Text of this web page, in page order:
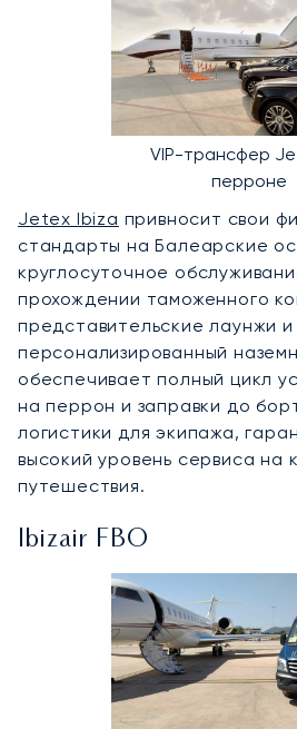
VIP-трансфер
перроне
Jetex Ibiza привносит свои
стандарты на Балеарские
круглосуточное
прохождении таможенного
представительские лаунжи и
персонализированный
обеспечивает полный цикл
на перрон и заправки до
логистики для экипажа,
высокий уровень сервиса на
путешествия.
Ibizair FBO